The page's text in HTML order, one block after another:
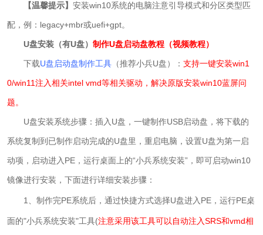
【温馨提示】安装win10系统的电脑注意引导模式和分区类型匹
配，例：legacy+mbr或uefi+gpt。
U盘安装（有U盘）制作U盘启动盘教程（视频教程）
下载U盘启动盘制作工具 （推荐小兵U盘）：支持一键安装win1
0/win11注入相关intel vmd等相关驱动，解决原版安装win10蓝屏问
题。
U盘安装系统步骤：插入U盘，一键制作USB启动盘，将下载的
系统复制到已制作启动完成的U盘里，重启电脑，设置U盘为第一启
动项，启动进入PE，运行桌面上的“小兵系统安装”， 即可启动win10
镜像进行安装 ，下面进行详细安装步骤：
1、制作完PE系统后，通过快捷方式选择U盘进入PE ，运行PE桌
面的"小兵系统安装"工具(注意采用该工具可以自动注入SRS和vmd相